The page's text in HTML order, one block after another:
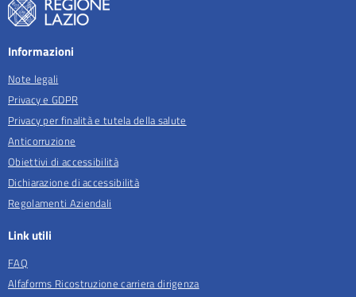
Informazioni
Note legali
Privacy e GDPR
Privacy per finalità e tutela della salute
Anticorruzione
Obiettivi di accessibilità
Dichiarazione di accessibilità
Regolamenti Aziendali
Link utili
FAQ
Alfaforms Ricostruzione carriera dirigenza